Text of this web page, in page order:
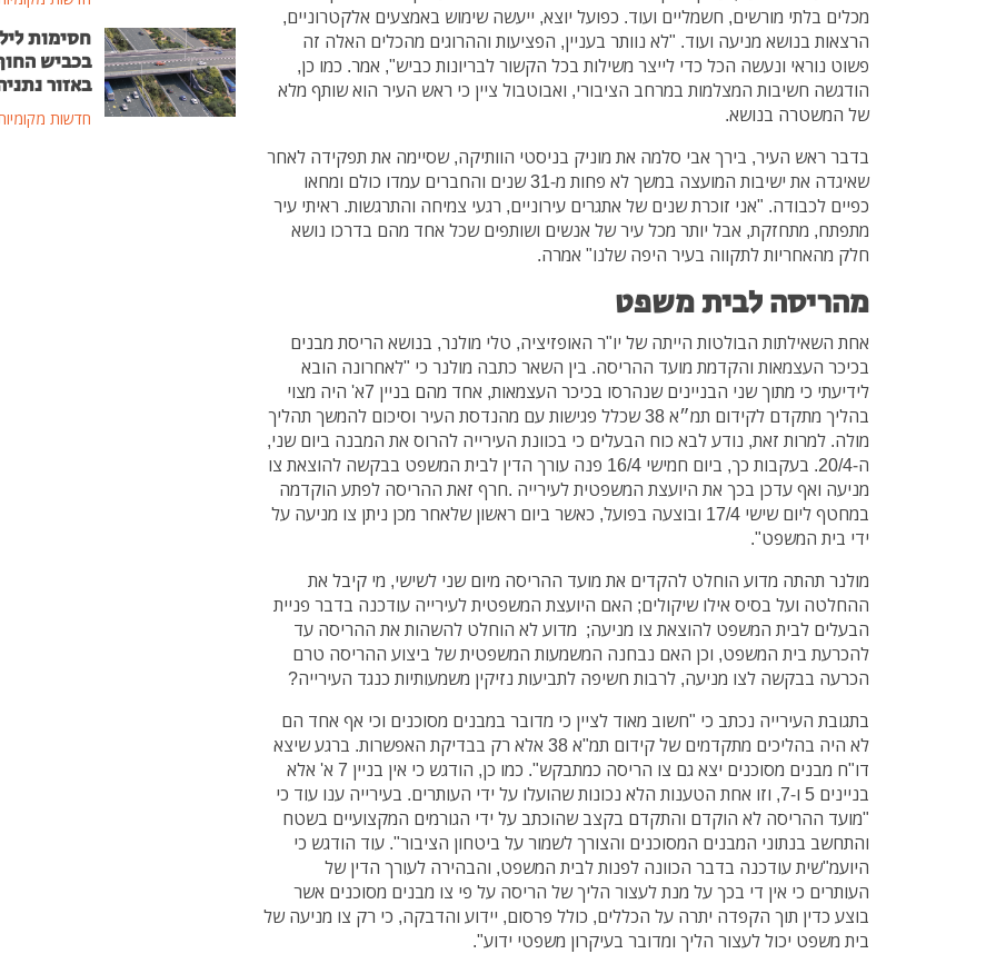
מכלים בלתי מורשים, חשמליים ועוד. כפועל יוצא, ייעשה שימוש באמצעים אלקטרוניים,
הרצאות בנושא מניעה ועוד. "לא נוותר בעניין, הפציעות וההרוגים מהכלים האלה זה
פשוט נוראי ונעשה הכל כדי לייצר משילות בכל הקשור לבריונות כביש", אמר. כמו כן,
הודגשה חשיבות המצלמות במרחב הציבורי, ואבוטבול ציין כי ראש העיר הוא שותף מלא
של המשטרה בנושא.
בדבר ראש העיר, בירך אבי סלמה את מוניק בניסטי הוותיקה, שסיימה את תפקידה לאחר
שאיגדה את ישיבות המועצה במשך לא פחות מ-31 שנים והחברים עמדו כולם ומחאו
כפיים לכבודה. "אני זוכרת שנים של אתגרים עירוניים, רגעי צמיחה והתרגשות. ראיתי עיר
מתפתח, מתחזקת, אבל יותר מכל עיר של אנשים ושותפים שכל אחד מהם בדרכו נושא
חלק מהאחריות לתקווה בעיר היפה שלנו" אמרה.
מהריסה לבית משפט
אחת השאילתות הבולטות הייתה של יו"ר האופזיציה, טלי מולנר, בנושא הריסת מבנים
בכיכר העצמאות והקדמת מועד ההריסה. בין השאר כתבה מולנר כי "לאחרונה הובא
לידיעתי כי מתוך שני הבניינים שנהרסו בכיכר העצמאות, אחד מהם בניין 7א' היה מצוי
בהליך מתקדם לקידום תמ״א 38 שכלל פגישות עם מהנדסת העיר וסיכום להמשך תהליך
מולה. למרות זאת, נודע לבא כוח הבעלים כי בכוונת העירייה להרוס את המבנה ביום שני,
ה-20/4. בעקבות כך, ביום חמישי 16/4 פנה עורך הדין לבית המשפט בבקשה להוצאת צו
מניעה ואף עדכן בכך את היועצת המשפטית לעירייה .חרף זאת ההריסה לפתע הוקדמה
במחטף ליום שישי 17/4 ובוצעה בפועל, כאשר ביום ראשון שלאחר מכן ניתן צו מניעה על
ידי בית המשפט".
מולנר תהתה מדוע הוחלט להקדים את מועד ההריסה מיום שני לשישי, מי קיבל את
ההחלטה ועל בסיס אילו שיקולים; האם היועצת המשפטית לעירייה עודכנה בדבר פניית
הבעלים לבית המשפט להוצאת צו מניעה; מדוע לא הוחלט להשהות את ההריסה עד
להכרעת בית המשפט, וכן האם נבחנה המשמעות המשפטית של ביצוע ההריסה טרם
הכרעה בבקשה לצו מניעה, לרבות חשיפה לתביעות נזיקין משמעותיות כנגד העירייה?
בתגובת העירייה נכתב כי "חשוב מאוד לציין כי מדובר במבנים מסוכנים וכי אף אחד הם
לא היה בהליכים מתקדמים של קידום תמ"א 38 אלא רק בבדיקת האפשרות. ברגע שיצא
דו"ח מבנים מסוכנים יצא גם צו הריסה כמתבקש". כמו כן, הודגש כי אין בניין 7 א' אלא
בניינים 5 ו-7, וזו אחת הטענות הלא נכונות שהועלו על ידי העותרים. בעירייה ענו עוד כי
"מועד ההריסה לא הוקדם והתקדם בקצב שהוכתב על ידי הגורמים המקצועיים בשטח
והתחשב בנתוני המבנים המסוכנים והצורך לשמור על ביטחון הציבור". עוד הודגש כי
היועמ"שית עודכנה בדבר הכוונה לפנות לבית המשפט, והבהירה לעורך הדין של
העותרים כי אין די בכך על מנת לעצור הליך של הריסה על פי צו מבנים מסוכנים אשר
בוצע כדין תוך הקפדה יתרה על הכללים, כולל פרסום, יידוע והדבקה, כי רק צו מניעה של
בית משפט יכול לעצור הליך ומדובר בעיקרון משפטי ידוע".
חסימות
בכביש
באזור
חדשות